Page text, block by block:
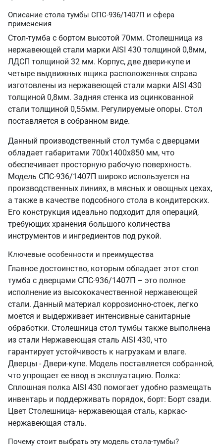
Описание стола тумбы СПС-936/1407П и сфера
применения
Стол-тумба с бортом высотой 70мм. Столешница из
нержавеющей стали марки AISI 430 толщиной 0,8мм,
ЛДСП толщиной 32 мм. Корпус, две двери-купе и
четыре выдвижных ящика расположенных справа
изготовлены из нержавеющей стали марки AISI 430
толщиной 0,8мм. Задняя стенка из оцинкованной
стали толщиной 0,55мм. Регулируемые опоры. Стол
поставляется в собранном виде.
Данный производственный стол тумба с дверцами
обладает габаритами 700х1400х850 мм, что
обеспечивает просторную рабочую поверхность.
Модель СПС-936/1407П широко используется на
производственных линиях, в мясных и овощных цехах,
а также в качестве подсобного стола в кондитерских.
Его конструкция идеально подходит для операций,
требующих хранения большого количества
инструментов и ингредиентов под рукой.
Ключевые особенности и преимущества
Главное достоинство, которым обладает этот стол
тумба с дверцами СПС-936/1407П – это полное
исполнение из высококачественной нержавеющей
стали. Данный материал коррозионно-стоек, легко
моется и выдерживает интенсивные санитарные
обработки. Столешница стол тумбы также выполнена
из стали Нержавеющая сталь AISI 430, что
гарантирует устойчивость к нагрузкам и влаге.
Дверцы - Двери-купе. Модель поставляется собранной,
что упрощает ее ввод в эксплуатацию. Полка:
Сплошная полка AISI 430 помогает удобно размещать
инвентарь и поддерживать порядок, борт: Борт сзади.
Цвет Столешница- нержавеющая сталь, каркас-
нержавеющая сталь.
Почему стоит выбрать эту модель стола-тумбы?